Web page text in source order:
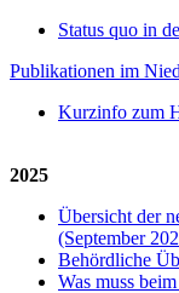
Status quo in
Publikationen im
Kurzinfo zum
2025
Übersicht der
(September
Behördliche
Was muss